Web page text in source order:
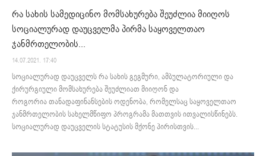
რა სახის სამედიცინო მომსახურება შეუძლია მიიღოს
სოციალურად დაუცველმა პირმა საყოველთაო
ჯანმრთელობის...
14.07.2021. 17:40
სოციალურად დაუცველს რა სახის გეგმური, ამბულატორიული და
ქირურგიული მომსახურება შეუძლიათ მიიღონ და
როგორია თანადაფინანსების ოდენობა, რომელსაც საყოველთაო
ჯანმრთელობის სახელმწიფო პროგრამა მათთვის ითვალისწინებს.
სოციალურად დაუცველის სტატუსის მქონე პირისთვის...